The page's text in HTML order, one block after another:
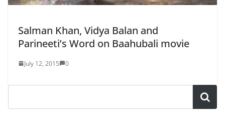
Salman Khan, Vidya Balan and
Parineeti’s Word on Baahubali movie
July 12, 2015 0